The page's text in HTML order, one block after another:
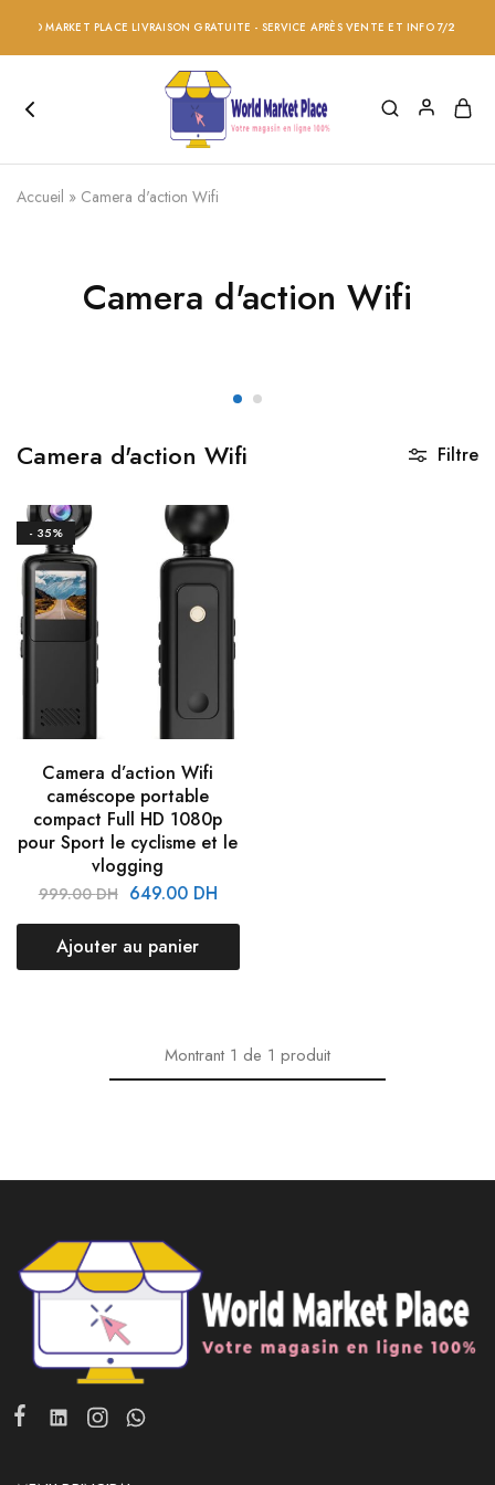
MARKET PLACE LIVRAISON GRATUITE - SERVICE APRÈS VENTE ET INFO 7/24 -
Accueil » Camera d'action Wifi
Camera d'action Wifi
Camera d'action Wifi Filtre
- 35%
Camera d’action Wifi
caméscope portable
compact Full HD 1080p
pour Sport le cyclisme et le
vlogging
999.00DH 649.00 DH
Ajouter au panier
Montrant 1 de 1 produit